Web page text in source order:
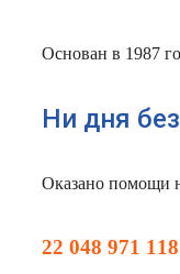
Основан в 1987
Ни дня
Оказано помощи
22 048 971